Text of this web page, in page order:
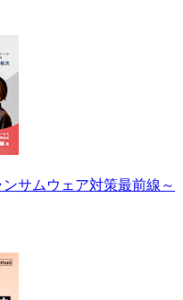
サムウェア対策最前線～